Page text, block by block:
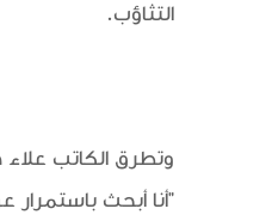
التثاؤب.
وتطرق الكاتب
"أنا أبحث